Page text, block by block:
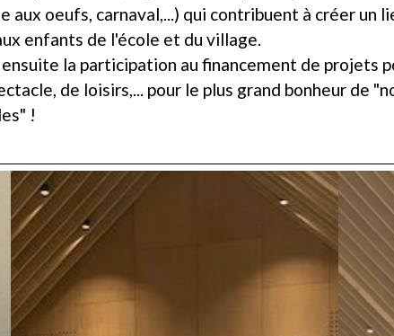
aux oeufs, carnaval,...) qui contribuent à créer un
enfants de l'école et du village.
la participation au financement de projets
de loisirs,... pour le plus grand bonheur de
!